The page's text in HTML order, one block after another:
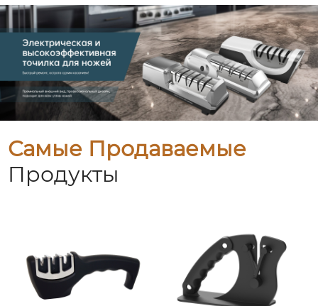
Самые Продаваемые
Продукты